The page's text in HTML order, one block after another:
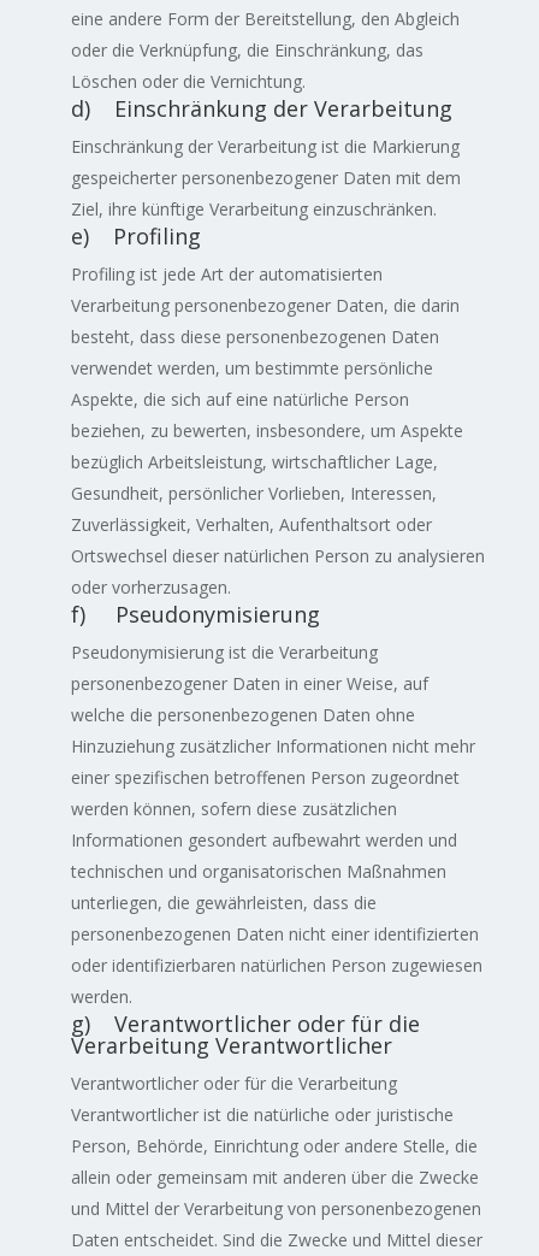
eine andere Form der Bereitstellung, den Abgleich
oder die Verknüpfung, die Einschränkung, das
Löschen oder die Vernichtung.
d) Einschränkung der Verarbeitung
Einschränkung der Verarbeitung ist die Markierung
gespeicherter personenbezogener Daten mit dem
Ziel, ihre künftige Verarbeitung einzuschränken.
e) Profiling
Profiling ist jede Art der automatisierten
Verarbeitung personenbezogener Daten, die darin
besteht, dass diese personenbezogenen Daten
verwendet werden, um bestimmte persönliche
Aspekte, die sich auf eine natürliche Person
beziehen, zu bewerten, insbesondere, um Aspekte
bezüglich Arbeitsleistung, wirtschaftlicher Lage,
Gesundheit, persönlicher Vorlieben, Interessen,
Zuverlässigkeit, Verhalten, Aufenthaltsort oder
Ortswechsel dieser natürlichen Person zu analysieren
oder vorherzusagen.
f) Pseudonymisierung
Pseudonymisierung ist die Verarbeitung
personenbezogener Daten in einer Weise, auf
welche die personenbezogenen Daten ohne
Hinzuziehung zusätzlicher Informationen nicht mehr
einer spezifischen betroffenen Person zugeordnet
werden können, sofern diese zusätzlichen
Informationen gesondert aufbewahrt werden und
technischen und organisatorischen Maßnahmen
unterliegen, die gewährleisten, dass die
personenbezogenen Daten nicht einer identifizierten
oder identifizierbaren natürlichen Person zugewiesen
werden.
g) Verantwortlicher oder für die
Verarbeitung Verantwortlicher
Verantwortlicher oder für die Verarbeitung
Verantwortlicher ist die natürliche oder juristische
Person, Behörde, Einrichtung oder andere Stelle, die
allein oder gemeinsam mit anderen über die Zwecke
und Mittel der Verarbeitung von personenbezogenen
Daten entscheidet. Sind die Zwecke und Mittel dieser